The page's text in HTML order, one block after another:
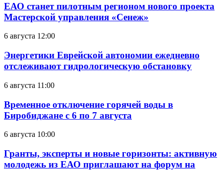
ЕАО станет пилотным регионом нового проекта
Мастерской управления «Сенеж»
6 августа 12:00
Энергетики Еврейской автономии ежедневно
отслеживают гидрологическую обстановку
6 августа 11:00
Временное отключение горячей воды в
Биробиджане с 6 по 7 августа
6 августа 10:00
Гранты, эксперты и новые горизонты: активную
молодежь из ЕАО приглашают на форум на